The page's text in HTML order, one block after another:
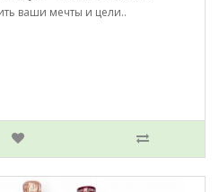
ваши мечты и цели..